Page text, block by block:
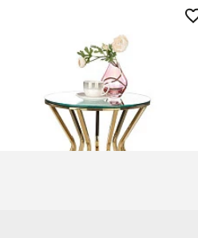
Стол журнальный AFINA S
(зеркало/золотой)
О ПОСТУПЛЕНИИ
отсутствует